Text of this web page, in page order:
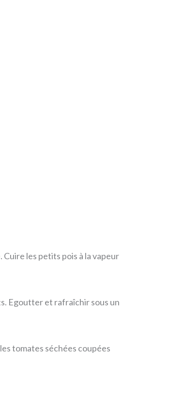
les petits pois à la vapeur
Egoutter et rafraîchir sous un
tomates séchées coupées